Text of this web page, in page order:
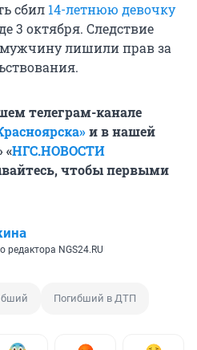
сбил 14-летнюю девочку
3 октября. Следствие
мужчину лишили прав за
телеграм-канале
и в нашей
«НГС.НОВОСТИ
чтобы первыми
редактора NGS24.RU
Погибший в ДТП